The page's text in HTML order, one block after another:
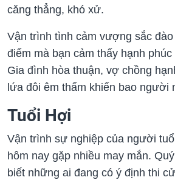
căng thẳng, khó xử.
Vận trình tình cảm vượng sắc
điểm mà bạn cảm thấy hạnh
Gia đình hòa thuận, vợ chồng
lứa đôi êm thấm khiến bao người
Tuổi Hợi
Vận trình sự nghiệp của người
hôm nay gặp nhiều may mắn.
biết những ai đang có ý định thi